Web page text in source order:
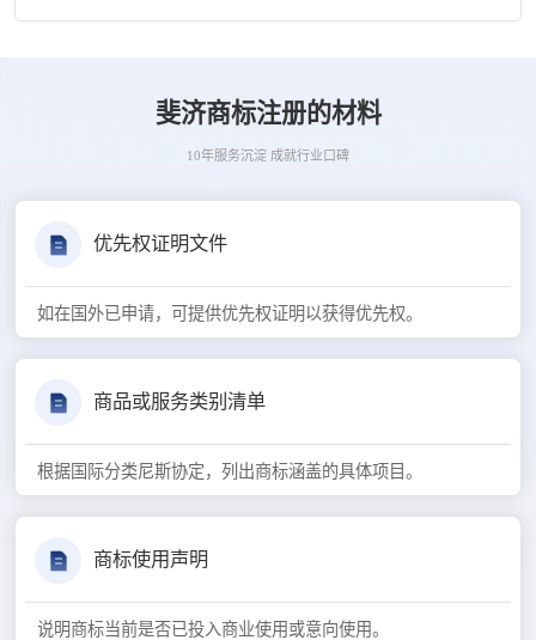
斐济商标注册的材料
10年服务沉淀 成就行业口碑
优先权证明文件
如在国外已申请，可提供优先权证明以获得优先权。
商品或服务类别清单
根据国际分类尼斯协定，列出商标涵盖的具体项目。
商标使用声明
说明商标当前是否已投入商业使用或意向使用。